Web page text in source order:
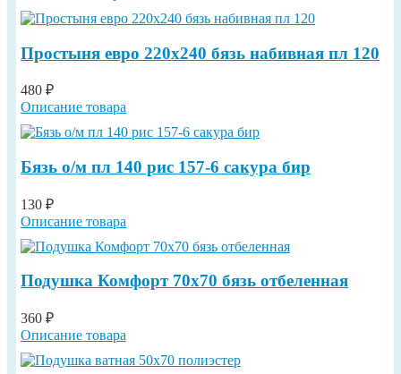
Простыня евро 220х240 бязь набивная пл 120
480 ₽
Описание товара
Бязь о/м пл 140 рис 157-6 сакура бир
130 ₽
Описание товара
Подушка Комфорт 70х70 бязь отбеленная
360 ₽
Описание товара